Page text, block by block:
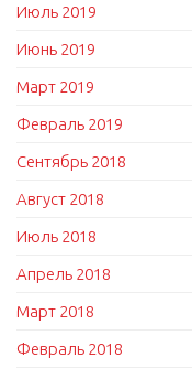
Июль 2019
Июнь 2019
Март 2019
Февраль 2019
Сентябрь 2018
Август 2018
Июль 2018
Апрель 2018
Март 2018
Февраль 2018